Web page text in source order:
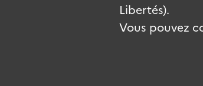
Libertés).
Vous pouvez